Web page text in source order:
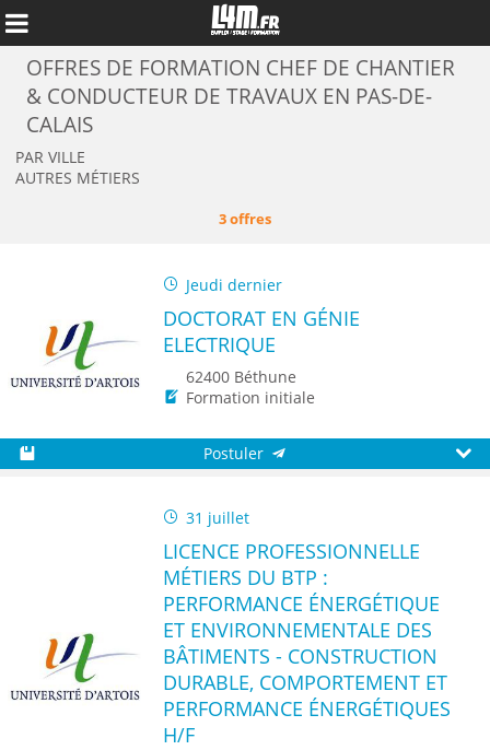
Annuler
OFFRES DE FORMATION CHEF DE CHANTIER
& CONDUCTEUR DE TRAVAUX EN PAS-DE-
CALAIS
PAR VILLE
AUTRES MÉTIERS
3 offres
Jeudi dernier
DOCTORAT EN GÉNIE
ELECTRIQUE
62400 Béthune
Formation initiale
Postuler
31 juillet
LICENCE PROFESSIONNELLE
MÉTIERS DU BTP :
PERFORMANCE ÉNERGÉTIQUE
ET ENVIRONNEMENTALE DES
BÂTIMENTS - CONSTRUCTION
DURABLE, COMPORTEMENT ET
PERFORMANCE ÉNERGÉTIQUES
H/F